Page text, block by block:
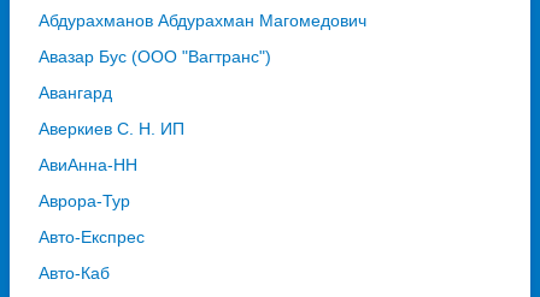
Абдурахманов Абдурахман Магомедович
Авазар Бус (ООО "Вагтранс")
Авангард
Аверкиев С. Н. ИП
АвиАнна-НН
Аврора-Тур
Авто-Експрес
Авто-Каб